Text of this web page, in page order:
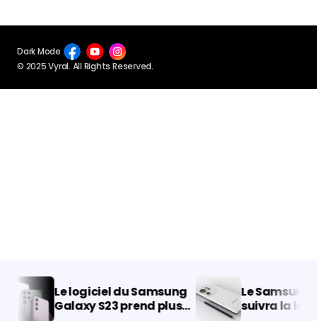
© 2025 Vyral. All Rights Reserved.
Dark Mode
Le logiciel du Samsung
Galaxy S23 prend plus
Le Samsung
suivra la